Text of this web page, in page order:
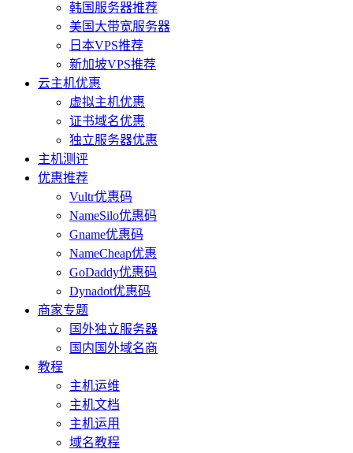
韩国服务器推荐
美国大带宽服务器
日本VPS推荐
新加坡VPS推荐
云主机优惠
虚拟主机优惠
证书域名优惠
独立服务器优惠
主机测评
优惠推荐
Vultr优惠码
NameSilo优惠码
Gname优惠码
NameCheap优惠
GoDaddy优惠码
Dynadot优惠码
商家专题
国外独立服务器
国内国外域名商
教程
主机运维
主机文档
主机运用
域名教程